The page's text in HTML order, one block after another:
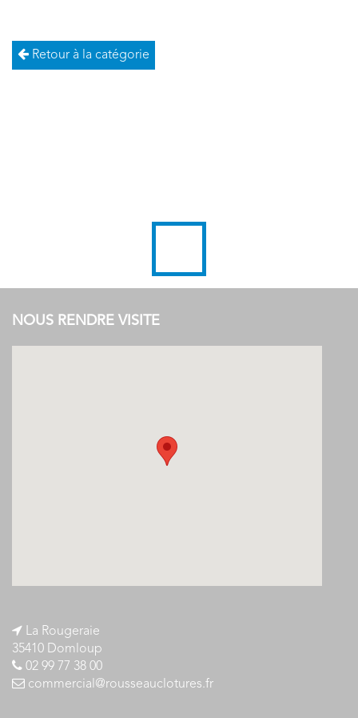
Retour à la catégorie
NOUS RENDRE VISITE
La Rougeraie
35410 Domloup
02 99 77 38 00
commercial@rousseauclotures.fr